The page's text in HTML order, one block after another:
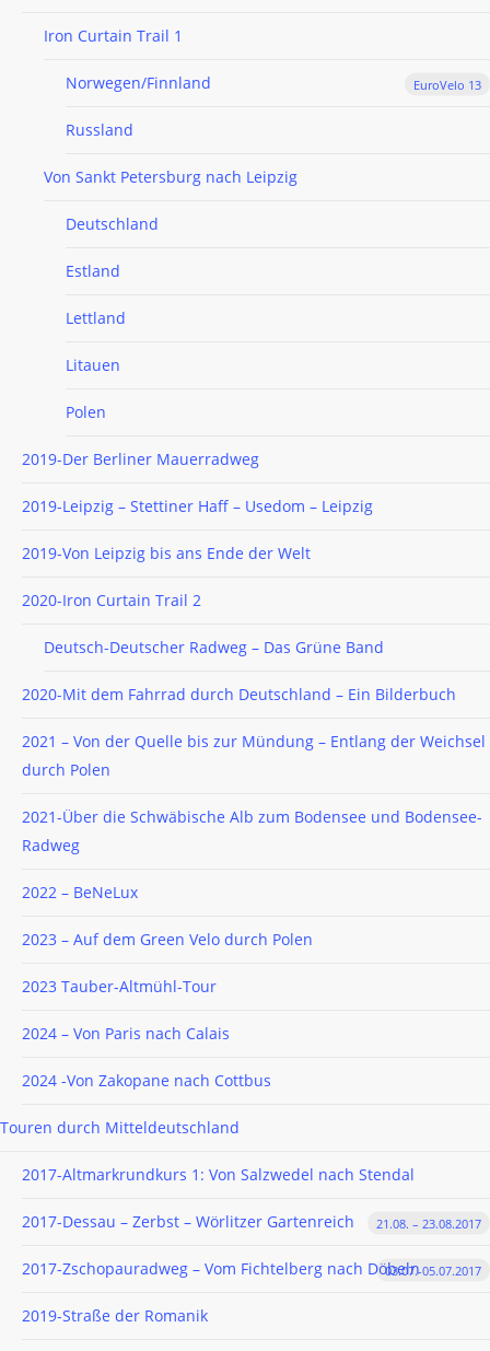
Iron Curtain Trail 1
EuroVelo 13
Norwegen/Finnland
Russland
Von Sankt Petersburg nach Leipzig
Deutschland
Estland
Lettland
Litauen
Polen
2019-Der Berliner Mauerradweg
2019-Leipzig – Stettiner Haff – Usedom – Leipzig
2019-Von Leipzig bis ans Ende der Welt
2020-Iron Curtain Trail 2
Deutsch-Deutscher Radweg – Das Grüne Band
2020-Mit dem Fahrrad durch Deutschland – Ein Bilderbuch
2021 – Von der Quelle bis zur Mündung – Entlang der Weichsel
durch Polen
2021-Über die Schwäbische Alb zum Bodensee und Bodensee-
Radweg
2022 – BeNeLux
2023 – Auf dem Green Velo durch Polen
2023 Tauber-Altmühl-Tour
2024 – Von Paris nach Calais
2024 -Von Zakopane nach Cottbus
Touren durch Mitteldeutschland
2017-Altmarkrundkurs 1: Von Salzwedel nach Stendal
2017-Dessau – Zerbst – Wörlitzer Gartenreich 21.08. – 23.08.2017
2017-Zschopauradweg – Vom Fichtelberg nach Döbeln03.07.-05.07.2017
2019-Straße der Romanik